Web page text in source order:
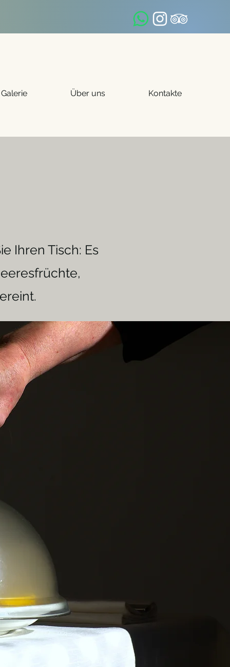
Galerie Über uns Kontakte
Ihren Tisch: Es